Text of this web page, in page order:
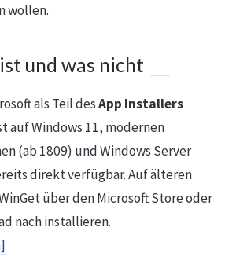
wollen.
und was nicht
als Teil desApp Installers
Windows 11, modernen
(ab 1809) und Windows Server
direkt verfügbar. Auf älteren
über den Microsoft Store oder
nach installieren.